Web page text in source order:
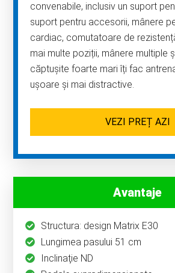
convenabile, inclusiv un suport
suport pentru accesorii, mânere
cardiac, comutatoare de
mai multe poziții, mânere multiple
căptușite foarte mari îți fac
ușoare și mai distractive.
VEZI PREȚ AZI
Avantaje
Structura: design Matrix E30
Lungimea pasului 51 cm
Inclinaţie ND